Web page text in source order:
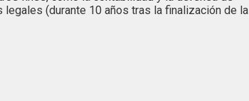
legales (durante 10 años tras la finalización de la